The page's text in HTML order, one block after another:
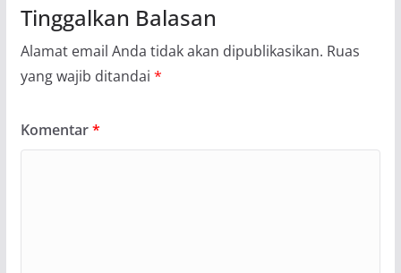
Tinggalkan Balasan
Alamat email Anda tidak akan dipublikasikan. Ruas
yang wajib ditandai *
Komentar*